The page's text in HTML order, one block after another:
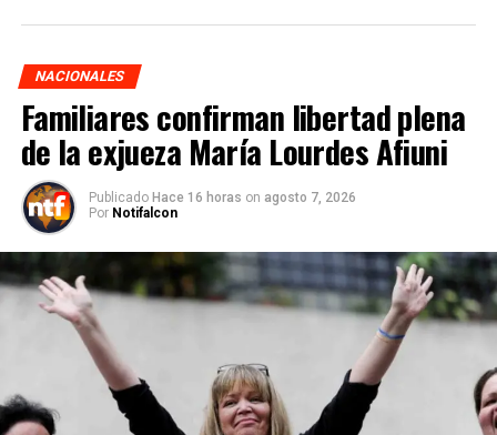
NACIONALES
Familiares confirman libertad plena
de la exjueza María Lourdes Afiuni
Publicado Hace 16 horas on agosto 7, 2026
Por Notifalcon